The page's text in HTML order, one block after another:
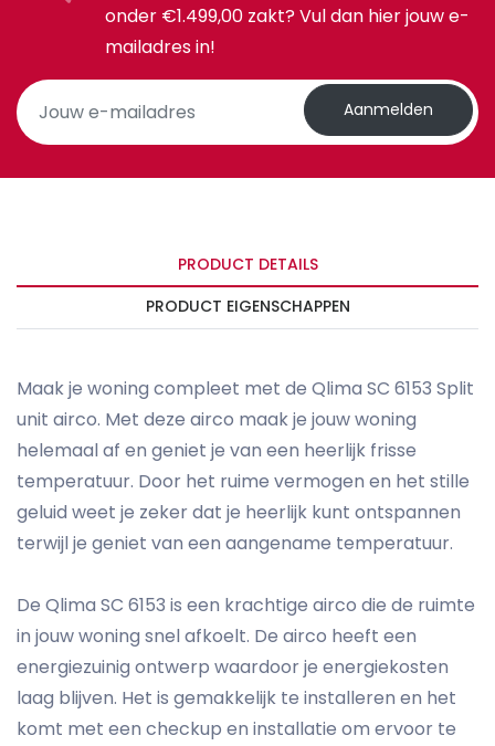
onder €1.499,00 zakt? Vul dan hier jouw e-
mailadres in!
Aanmelden
PRODUCT DETAILS
PRODUCT EIGENSCHAPPEN
Maak je woning compleet met de Qlima SC 6153 Split
unit airco. Met deze airco maak je jouw woning
helemaal af en geniet je van een heerlijk frisse
temperatuur. Door het ruime vermogen en het stille
geluid weet je zeker dat je heerlijk kunt ontspannen
terwijl je geniet van een aangename temperatuur.
De Qlima SC 6153 is een krachtige airco die de ruimte
in jouw woning snel afkoelt. De airco heeft een
energiezuinig ontwerp waardoor je energiekosten
laag blijven. Het is gemakkelijk te installeren en het
komt met een checkup en installatie om ervoor te